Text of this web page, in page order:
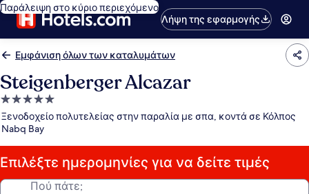
Παράλειψη στο κύριο περιεχόμενο
Λήψη της εφαρμογής
Εμφάνιση όλων των καταλυμάτων
Steigenberger Alcazar
Κατάλυμα
με
5.0
αστέρια
Ξενοδοχείο πολυτελείας στην παραλία με σπα, κοντά σε Κόλπος
Nabq Bay
Επιλέξτε ημερομηνίες για να δείτε τιμές
Πού πάτε;